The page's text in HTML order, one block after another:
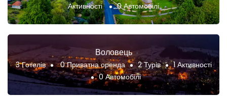
Активності
0 Автомобілі
Воловець
3 Готелів 0 Приватна оренда 2 Турів
1 Активності
0 Автомобілі